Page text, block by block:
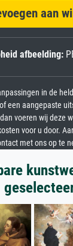
aan
afbeelding:
in de
een aangepaste
voeren wij deze
voor u door.
met ons op te